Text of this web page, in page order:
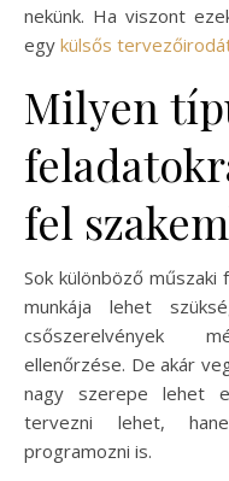
nekünk. Ha viszont
egy külsős
Milyen
fel
Sok különböző
munkája lehet
csőszerelvények
ellenőrzése. De akár
nagy szerepe lehet
tervezni lehet,
programozni is.